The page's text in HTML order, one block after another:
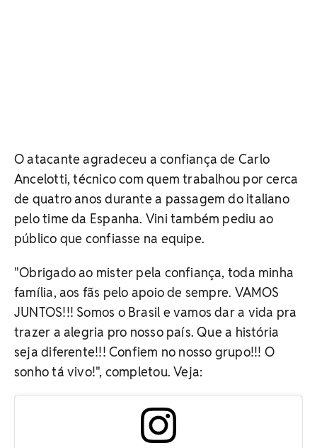
O atacante agradeceu a confiança de Carlo
Ancelotti, técnico com quem trabalhou por cerca
de quatro anos durante a passagem do italiano
pelo time da Espanha. Vini também pediu ao
público que confiasse na equipe.
"Obrigado ao mister pela confiança, toda minha
família, aos fãs pelo apoio de sempre. VAMOS
JUNTOS!!! Somos o Brasil e vamos dar a vida pra
trazer a alegria pro nosso país. Que a história
seja diferente!!! Confiem no nosso grupo!!! O
sonho tá vivo!", completou. Veja: